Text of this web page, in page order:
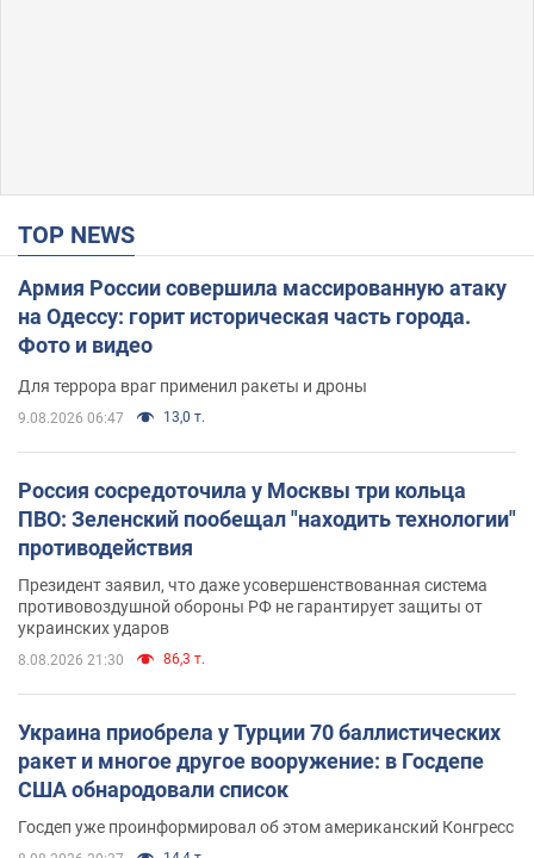
TOP NEWS
Армия России совершила массированную атаку
на Одессу: горит историческая часть города.
Фото и видео
Для террора враг применил ракеты и дроны
9.08.2026 06:47 13,0 т.
Россия сосредоточила у Москвы три кольца
ПВО: Зеленский пообещал "находить технологии"
противодействия
Президент заявил, что даже усовершенствованная система
противовоздушной обороны РФ не гарантирует защиты от
украинских ударов
8.08.2026 21:30 86,3 т.
Украина приобрела у Турции 70 баллистических
ракет и многое другое вооружение: в Госдепе
США обнародовали список
Госдеп уже проинформировал об этом американский Конгресс